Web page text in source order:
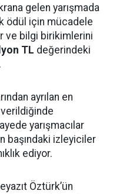
gelen yarışmada
ödül için mücadele
ve bilgi birikimlerini
TL değerindeki
ayrılan en
yarışmacılar
başındaki izleyiciler
ediyor.
Öztürk’ün